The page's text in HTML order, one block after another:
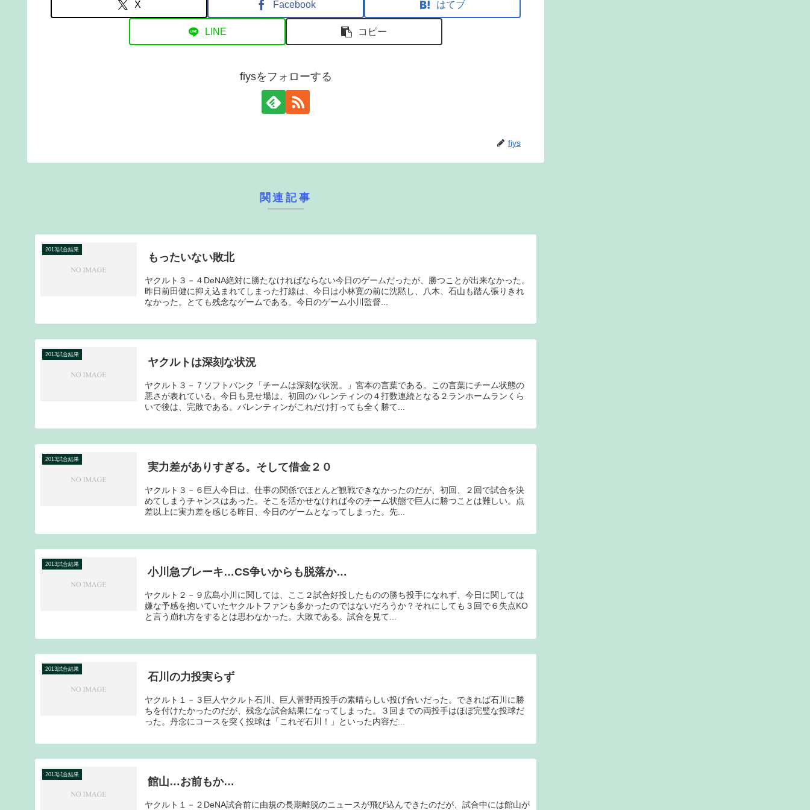
X Facebook はてブ
LINE コピー
fiysをフォローする
fiys
関連記事
2013試合結果
もったいない敗北
ヤクルト３－４DeNA絶対に勝たなければならない今日のゲームだったが、勝つことが出来なかった。
昨日前田健に抑え込まれてしまった打線は、今日は小林寛の前に沈黙し、八木、石山も踏ん張りきれ
なかった。とても残念なゲームである。今日のゲーム小川監督...
2013試合結果
ヤクルトは深刻な状況
ヤクルト３－７ソフトバンク「チームは深刻な状況。」宮本の言葉である。この言葉にチーム状態の
悪さが表れている。今日も見せ場は、初回のバレンティンの４打数連続となる２ランホームランくら
いで後は、完敗である。バレンティンがこれだけ打っても全く勝て...
2013試合結果
実力差がありすぎる。そして借金２０
ヤクルト３－６巨人今日は、仕事の関係でほとんど観戦できなかったのだが、初回、２回で試合を決
めてしまうチャンスはあった。そこを活かせなければ今のチーム状態で巨人に勝つことは難しい。点
差以上に実力差を感じる昨日、今日のゲームとなってしまった。先...
2013試合結果
小川急ブレーキ…CS争いからも脱落か…
ヤクルト２－９広島小川に関しては、ここ２試合好投したものの勝ち投手になれず、今日に関しては
嫌な予感を抱いていたヤクルトファンも多かったのではないだろうか？それにしても３回で６失点KO
と言う崩れ方をするとは思わなかった。大敗である。試合を見て...
2013試合結果
石川の力投実らず
ヤクルト１－３巨人ヤクルト石川、巨人菅野両投手の素晴らしい投げ合いだった。できれば石川に勝
ちを付けたかったのだが、残念な試合結果になってしまった。３回までの両投手はほぼ完璧な投球だ
った。丹念にコースを突く投球は「これぞ石川！」といった内容だ...
2013試合結果
館山…お前もか…
ヤクルト１－２DeNA試合前に由規の長期離脱のニュースが飛び込んできたのだが、試合中には館山が